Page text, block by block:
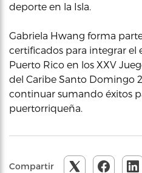
deporte en la Isla.
Gabriela Hwang forma
certificados para integrar el
Puerto Rico en los XXV
del Caribe Santo Domingo
continuar sumando éxitos
puertorriqueña.
Compartir